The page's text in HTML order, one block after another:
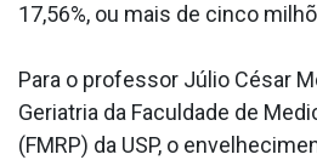
17,56%, ou mais de cinco
Para o professor Júlio César
Geriatria da Faculdade de
(FMRP) da USP, o